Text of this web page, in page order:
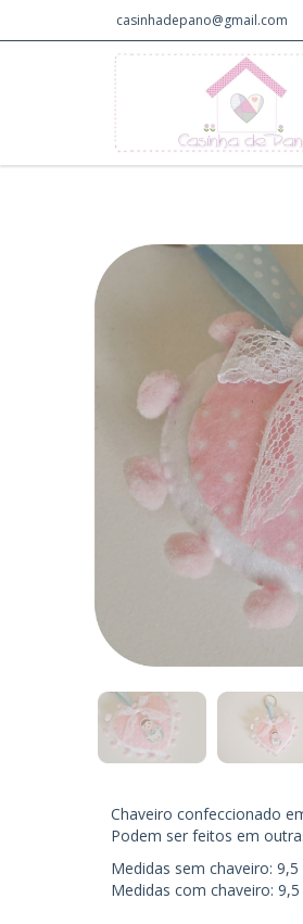
casinhadepano@gmail.com
Chaveiro confeccionado
Podem ser feitos em
Medidas sem chaveiro: 9,5
Medidas com chaveiro: